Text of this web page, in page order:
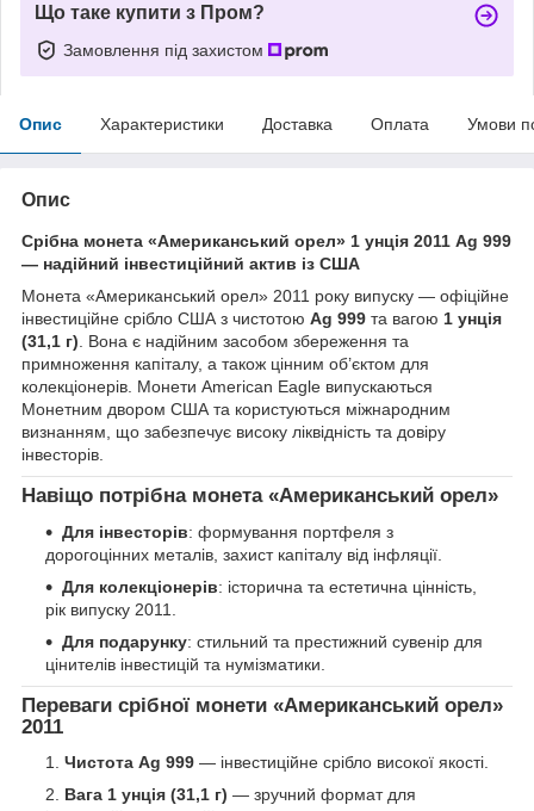
Що таке купити з Пром?
Замовлення під захистом
Опис Характеристики Доставка Оплата Умови
Опис
Срібна монета «Американський орел» 1 унція 2011 Ag 999
— надійний інвестиційний актив із США
Монета «Американський орел» 2011 року випуску — офіційне
інвестиційне срібло США з чистотою Ag 999 та вагою 1 унція
(31,1 г) . Вона є надійним засобом збереження та
примноження капіталу, а також цінним об’єктом для
колекціонерів. Монети American Eagle випускаються
Монетним двором США та користуються міжнародним
визнанням, що забезпечує високу ліквідність та довіру
інвесторів.
Навіщо потрібна монета «Американський орел»
Для інвесторів: формування портфеля з
дорогоцінних металів, захист капіталу від інфляції.
Для колекціонерів: історична та естетична цінність,
рік випуску 2011.
Для подарунку: стильний та престижний сувенір для
цінителів інвестицій та нумізматики.
Переваги срібної монети «Американський орел»
2011
Чистота Ag 999 — інвестиційне срібло високої якості.
Вага 1 унція (31,1 г) — зручний формат для